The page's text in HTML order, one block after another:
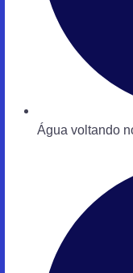
Água voltando